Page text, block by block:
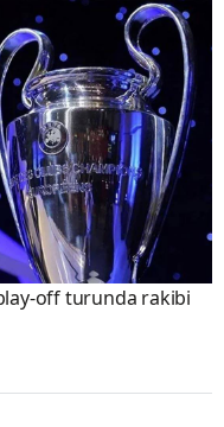
off turunda rakibi